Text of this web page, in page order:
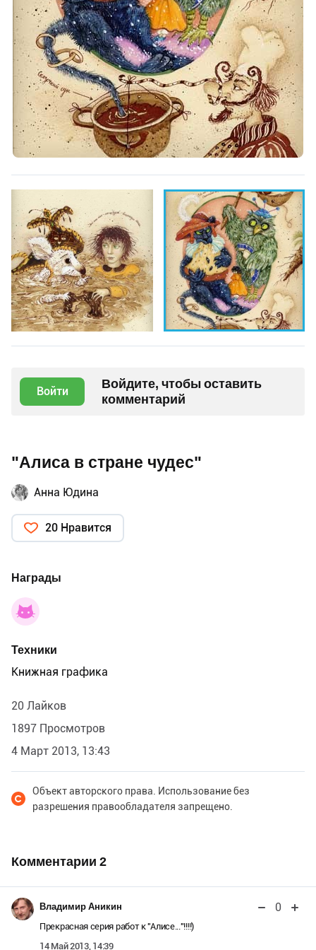
Войти
Войдите, чтобы оставить
комментарий
"Алиса в стране чудес"
Анна Юдина
20 Нравится
Награды
Техники
Книжная графика
20 Лайков
1897 Просмотров
4 Март 2013, 13:43
Объект авторского права. Использование без
разрешения правообладателя запрещено.
Комментарии 2
Владимир Аникин 0
Прекрасная серия работ к "Алисе..."!!!!)
14 Май 2013, 14:39